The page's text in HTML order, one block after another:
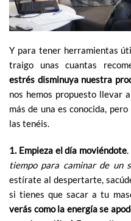
Y para tener herramientas
traigo unas cuantas
estrés disminuya nuestra
nos hemos propuesto llevar
más de una es conocida,
las tenéis.
1. Empieza el día moviéndote.
tiempo para caminar de
estírate al despertarte,
si tienes que sacar a tu
verás como la energía se